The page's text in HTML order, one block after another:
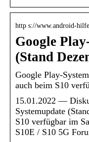
http s://www.android-
Google
(Stand
Google Play-
auch beim S10
15.01.2022 —
Systemupdate
S10 verfügbar im
S10E / S10 5G